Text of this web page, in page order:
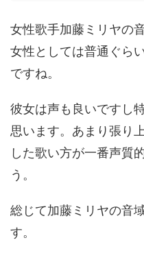
女性歌手加藤ミリヤの
女性としては普通ぐら
ですね。
彼女は声も良いですし
思います。あまり張り
した歌い方が一番声質
う。
総じて加藤ミリヤの音
す。